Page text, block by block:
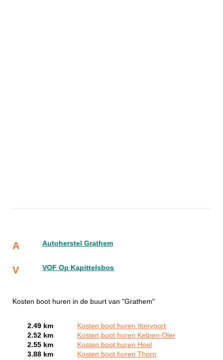
A Autoherstel Grathem
V VOF Op Kapittelsbos
Kosten boot huren in de buurt van "Grathem"
2.49 km
Kosten boot huren Ittervoort
2.52 km
Kosten boot huren Kelpen-Oler
2.55 km
Kosten boot huren Heel
3.88 km
Kosten boot huren Thorn